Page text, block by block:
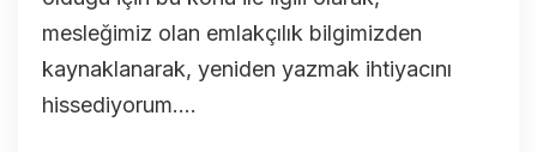
mesleğimiz olan emlakçılık bilgimizden
kaynaklanarak, yeniden yazmak ihtiyacını
hissediyorum....